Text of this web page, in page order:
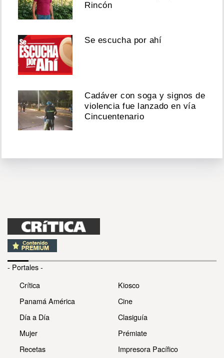
Rincón
Se escucha por ahí
Cadáver con soga y signos de
violencia fue lanzado en vía
Cincuentenario
- Portales -
Crítica
Panamá América
Día a Día
Mujer
Recetas
Kiosco
Cine
Clasiguía
Prémiate
Impresora Pacífico